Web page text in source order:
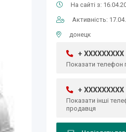
На сайті з:
Активність:
донецк
+ XXXXXXXXX
Показати телефон
+ XXXXXXXXX
Показати інші
продавця